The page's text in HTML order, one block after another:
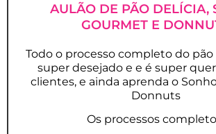
AULÃO DE PÃO DELÍCIA,
GOURMET E
Todo o processo completo do
super desejado e e é super
clientes, e ainda aprenda o
Donnuts
Os processos